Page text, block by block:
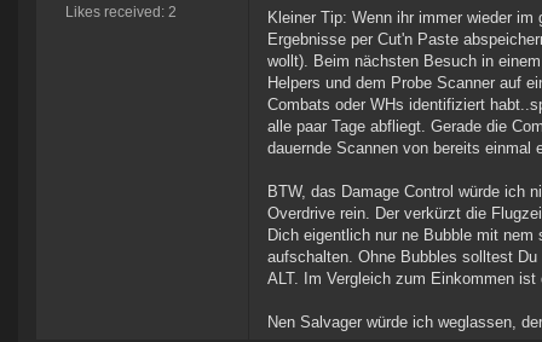
Likes received: 2
Kleiner Tip: Wenn ihr immer wieder
Ergebnisse per Cut'n Paste
wollt). Beim nächsten Besuch in
Helpers und dem Probe Scanner auf
Combats oder WHs identifiziert
alle paar Tage abfliegt. Gerade die
dauernde Scannen von bereits einmal
BTW, das Damage Control würde ich
Overdrive rein. Der verkürzt die
Dich eigentlich nur ne Bubble mit
aufschalten. Ohne Bubbles solltest
ALT. Im Vergleich zum Einkommen
Nen Salvager würde ich weglassen,